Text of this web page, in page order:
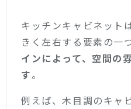
キッチンキャビネット
きく左右する要素の一
インによって、空間の
す。
例えば、木目調のキャ